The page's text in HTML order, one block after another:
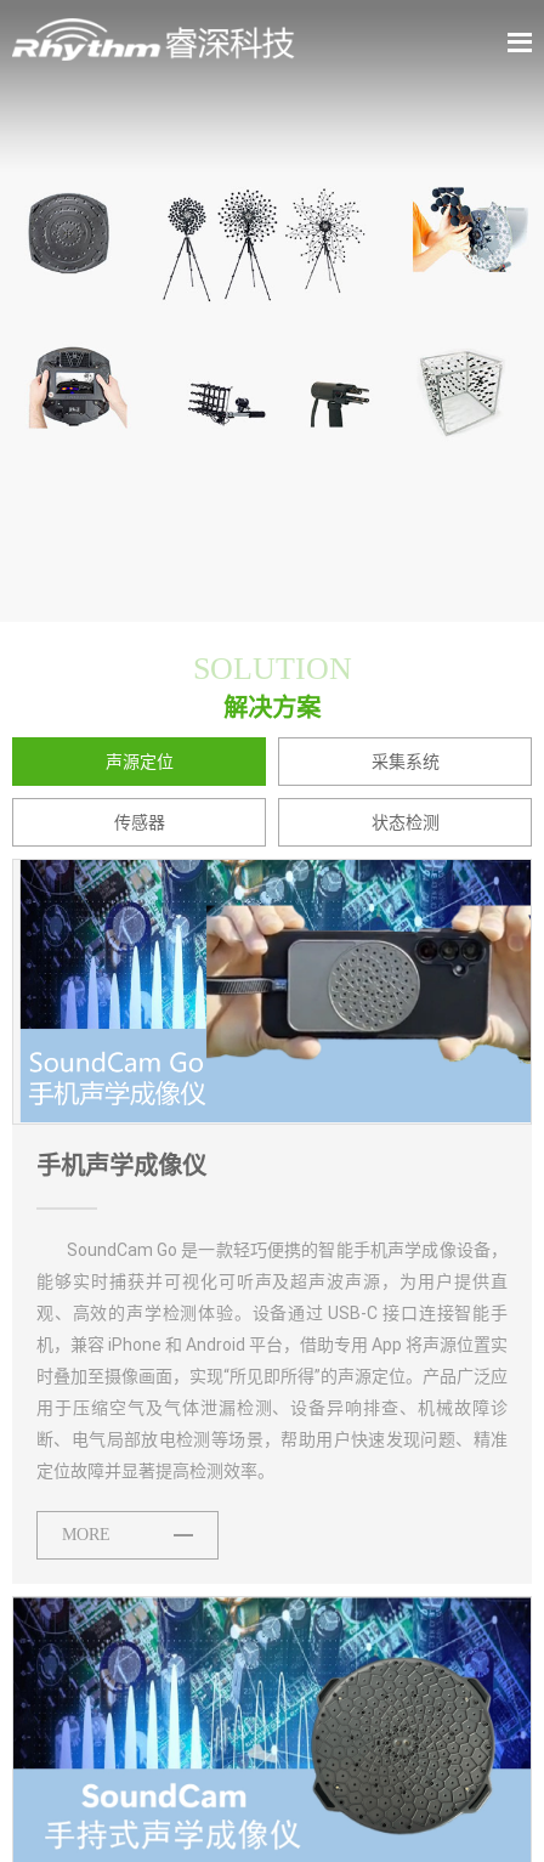
SOLUTION
解决方案
声源定位 采集系统
传感器 状态检测
手机声学成像仪
SoundCam Go 是一款轻巧便携的智能手机声学成像设备，
能够实时捕获并可视化可听声及超声波声源，为用户提供直
观、高效的声学检测体验。设备通过 USB-C 接口连接智能手
机，兼容 iPhone 和 Android 平台，借助专用 App 将声源位置实
时叠加至摄像画面，实现“所见即所得”的声源定位。产品广泛应
用于压缩空气及气体泄漏检测、设备异响排查、机械故障诊
断、电气局部放电检测等场景，帮助用户快速发现问题、精准
定位故障并显著提高检测效率。
MORE